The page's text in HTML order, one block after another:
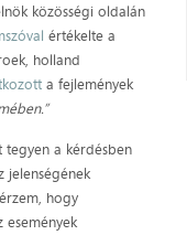
közösségi oldalán
értékelte a
holland
a fejlemények
tegyen a kérdésben
jelenségének
hogy
események